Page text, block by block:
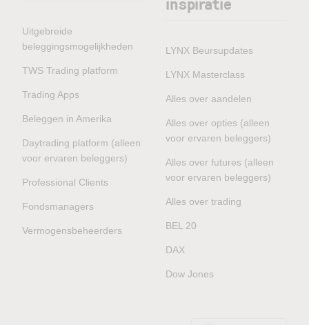
Uitgebreide
beleggingsmogelijkheden
TWS Trading platform
Trading Apps
Beleggen in Amerika
Daytrading platform (alleen
voor ervaren beleggers)
Professional Clients
Fondsmanagers
Vermogensbeheerders
LYNX Beursupdates
LYNX Masterclass
Alles over aandelen
Alles over opties (alleen
voor ervaren beleggers)
Alles over futures (alleen
voor ervaren beleggers)
Alles over trading
BEL 20
DAX
Dow Jones